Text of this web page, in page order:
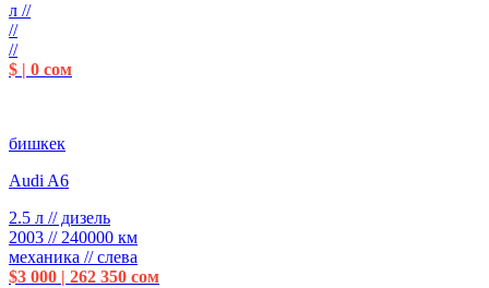
л //
//
//
$ | 0 сом
бишкек
Audi A6
2.5 л // дизель
2003 // 240000 км
механика // слева
$3 000 | 262 350 сом